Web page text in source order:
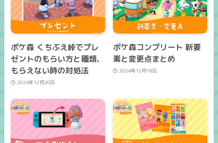
ポケ森 くちぶえ峠でプレ
ゼントのもらい方と種類、
もらえない時の対処法
2024年12月20日
ポケ森コンプリート 新要
素と変更点まとめ
2024年12月18日